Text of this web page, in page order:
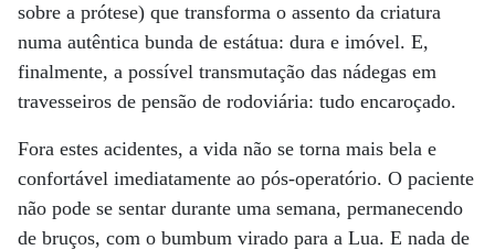
sobre a prótese) que transforma o assento da criatura
numa autêntica bunda de estátua: dura e imóvel. E,
finalmente, a possível transmutação das nádegas em
travesseiros de pensão de rodoviária: tudo encaroçado.
Fora estes acidentes, a vida não se torna mais bela e
confortável imediatamente ao pós-operatório. O paciente
não pode se sentar durante uma semana, permanecendo
de bruços, com o bumbum virado para a Lua. E nada de